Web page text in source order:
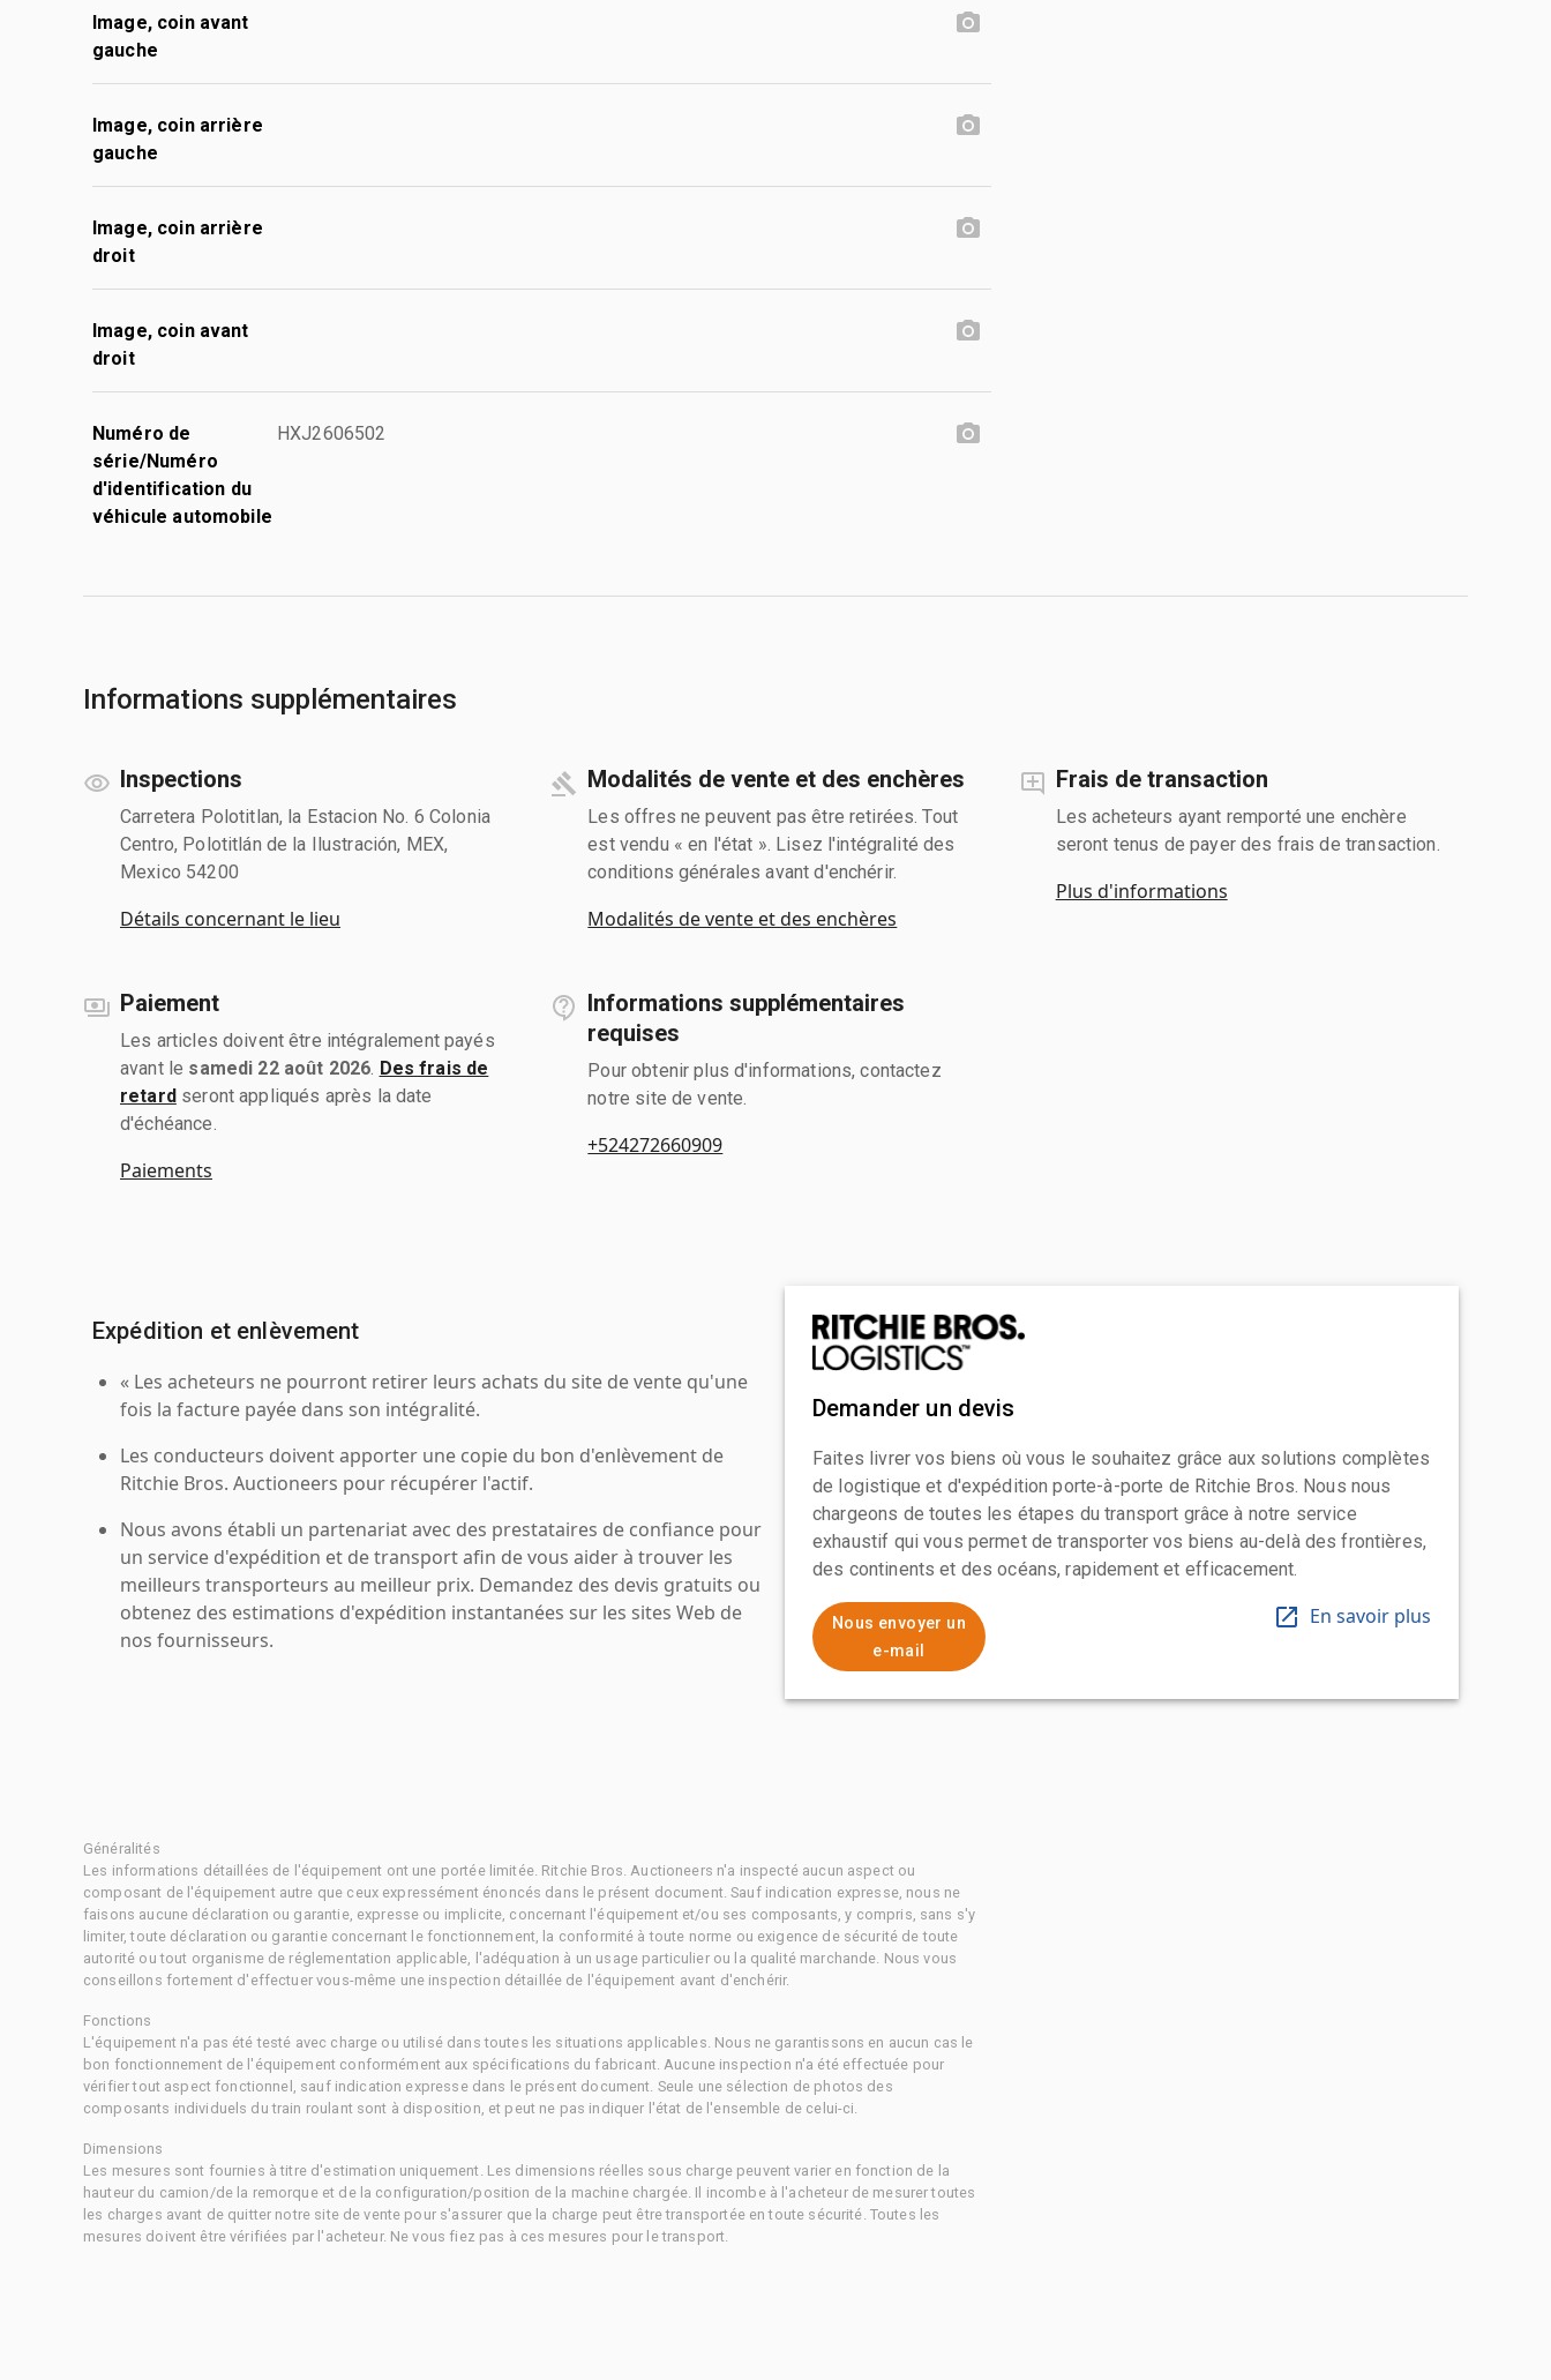
Image, coin avant
gauche
Image, coin arrière
gauche
Image, coin arrière
droit
Image, coin avant
droit
Numéro de
série/Numéro
d'identification du
véhicule automobile
HXJ2606502
Informations supplémentaires
Inspections
Carretera Polotitlan, la Estacion No. 6 Colonia
Centro, Polotitlán de la Ilustración, MEX,
Mexico 54200
Détails concernant le lieu
Modalités de vente et des enchères
Les offres ne peuvent pas être retirées. Tout
est vendu « en l'état ». Lisez l'intégralité des
conditions générales avant d'enchérir.
Modalités de vente et des enchères
Frais de transaction
Les acheteurs ayant remporté une enchère
seront tenus de payer des frais de transaction.
Plus d'informations
Paiement
Les articles doivent être intégralement payés
avant le samedi 22 août 2026 Des frais de
retardseront appliqués après la date
d'échéance.
Paiements
Informations supplémentaires
requises
Pour obtenir plus d'informations, contactez
notre site de vente.
+524272660909
Expédition et enlèvement
« Les acheteurs ne pourront retirer leurs achats du site de vente qu'une
fois la facture payée dans son intégralité.
Les conducteurs doivent apporter une copie du bon d'enlèvement de
Ritchie Bros. Auctioneers pour récupérer l'actif.
Nous avons établi un partenariat avec des prestataires de confiance pour
un service d'expédition et de transport afin de vous aider à trouver les
meilleurs transporteurs au meilleur prix. Demandez des devis gratuits ou
obtenez des estimations d'expédition instantanées sur les sites Web de
nos fournisseurs.
Demander un devis
Faites livrer vos biens où vous le souhaitez grâce aux solutions complètes
de logistique et d'expédition porte-à-porte de Ritchie Bros. Nous nous
chargeons de toutes les étapes du transport grâce à notre service
exhaustif qui vous permet de transporter vos biens au-delà des frontières,
des continents et des océans, rapidement et efficacement.
Nous envoyer un
e-mail
En savoir plus
Généralités
Les informations détaillées de l'équipement ont une portée limitée. Ritchie Bros. Auctioneers n'a inspecté aucun aspect ou
composant de l'équipement autre que ceux expressément énoncés dans le présent document. Sauf indication expresse, nous ne
faisons aucune déclaration ou garantie, expresse ou implicite, concernant l'équipement et/ou ses composants, y compris, sans s'y
limiter, toute déclaration ou garantie concernant le fonctionnement, la conformité à toute norme ou exigence de sécurité de toute
autorité ou tout organisme de réglementation applicable, l'adéquation à un usage particulier ou la qualité marchande. Nous vous
conseillons fortement d'effectuer vous-même une inspection détaillée de l'équipement avant d'enchérir.
Fonctions
L'équipement n'a pas été testé avec charge ou utilisé dans toutes les situations applicables. Nous ne garantissons en aucun cas le
bon fonctionnement de l'équipement conformément aux spécifications du fabricant. Aucune inspection n'a été effectuée pour
vérifier tout aspect fonctionnel, sauf indication expresse dans le présent document. Seule une sélection de photos des
composants individuels du train roulant sont à disposition, et peut ne pas indiquer l'état de l'ensemble de celui-ci.
Dimensions
Les mesures sont fournies à titre d'estimation uniquement. Les dimensions réelles sous charge peuvent varier en fonction de la
hauteur du camion/de la remorque et de la configuration/position de la machine chargée. Il incombe à l'acheteur de mesurer toutes
les charges avant de quitter notre site de vente pour s'assurer que la charge peut être transportée en toute sécurité. Toutes les
mesures doivent être vérifiées par l'acheteur. Ne vous fiez pas à ces mesures pour le transport.